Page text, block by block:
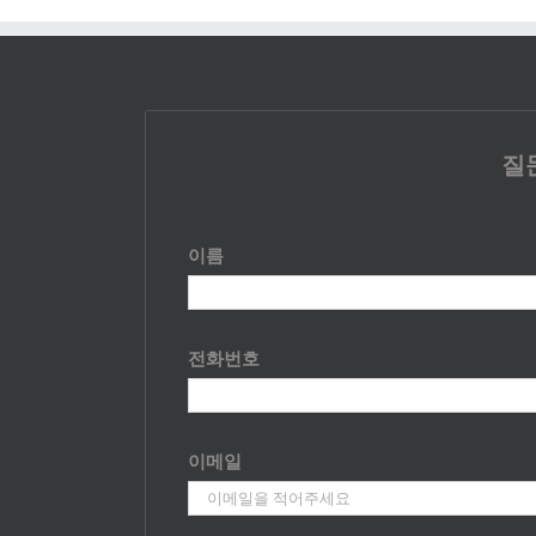
질
이름
전화번호
이메일